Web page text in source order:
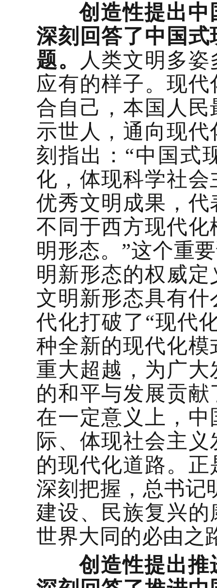
创造性提出中
深刻回答了中国
题。
人类文明多
应有的样子。现
合自己，本国人
示世人，通向现
刻指出：“中国式
化，体现科学社
优秀文明成果，
不同于西方现代
明形态。”这个重
明新形态的权威
文明新形态具有
代化打破了“现代
种全新的现代化
重大超越，为广
的和平与发展贡
在一定意义上，
际、体现社会主
的现代化道路。
深刻把握，总书记
建设、民族复兴
世界大同的必由之
创造性提出推